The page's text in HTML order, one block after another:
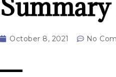
Summary
October 8, 2021 No